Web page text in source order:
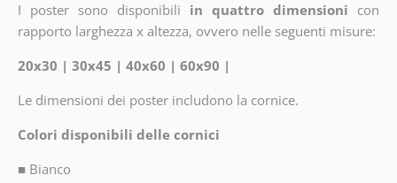
I poster sono disponibili in quattro dimensioni con
rapporto larghezza x altezza, ovvero nelle seguenti misure:
20x30 | 30x45 | 40x60 | 60x90 |
Le dimensioni dei poster includono la cornice.
Colori disponibili delle cornici
■ Bianco